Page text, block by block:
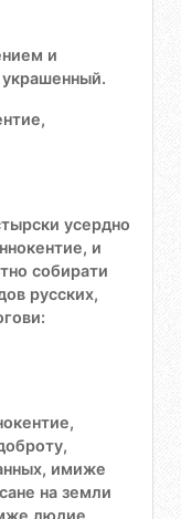
и
усердно
и
собирати
русских,
имиже
на земли